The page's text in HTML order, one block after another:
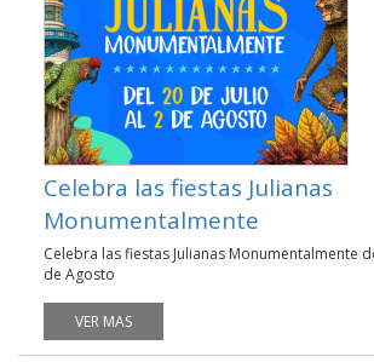
Celebra las fiestas Julianas
Monumentalmente
Celebra las fiestas Julianas Monumentalmente
de Agosto
VER MAS